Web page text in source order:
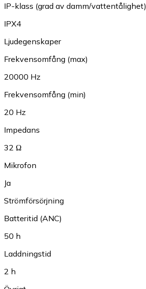
IP-klass (grad av damm/vattentålighet)
IPX4
Ljudegenskaper
Frekvensomfång (max)
20000 Hz
Frekvensomfång (min)
20 Hz
Impedans
32 Ω
Mikrofon
Ja
Strömförsörjning
Batteritid (ANC)
50 h
Laddningstid
2 h